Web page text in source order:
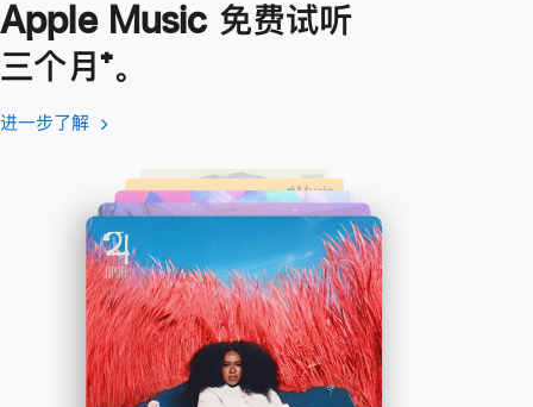
Apple Music 免费试听
三个月脚
注
⁺。
进一步了解 进
了
解
-
Apple
Music
(在
口
中
打
开)